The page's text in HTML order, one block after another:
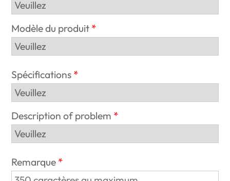
Modèle du produit
Spécifications
Description of problem
Remarque